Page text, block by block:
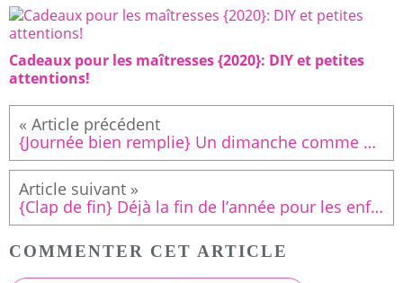
Cadeaux pour les maîtresses {2020}: DIY et petites
attentions!
{Journée bien remplie} Un dimanche comme on les aime! L’impression de vivre plusieurs journées en une seule! Matinée anniversaire d’une copine de Ninette à dos d’âne, suivie d’une journée avec cousins et amis à la maison, avec un goûter gourmand comme je les aime (j’ai assouvi ma folle envie du moment d’une tarte abricot amandine pistache), et qui s’est finalement prolongé par une soirée pizza improvisée (la pâte lève vite à cette température 🌡!) . #dimanchedete #promenadeadosdanes #ledimanchetoutestpermis #profiterjusquaubout #pomponsetmacarons
{Clap de fin} Déjà la fin de l’année pour les enfants... ici aussi ils ont préparé des petits cadeaux pour leurs maîtresses! Les détails sont sur le blog 😉 #cadeaumaitresse #bientotlesvacances #findanneescolaire #cadeauxfaitmain #activitemanuelleenfant #pomponsetmacarons
COMMENTER CET ARTICLE